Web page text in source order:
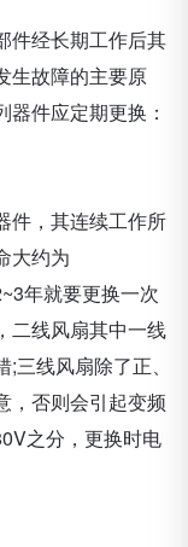
经长期工作后其
生故障的主要原
件应定期更换：
，其连续工作所
大约为
年就要更换一次
二线风扇其中一线
线风扇除了正、
，否则会引起变频
之分，更换时电